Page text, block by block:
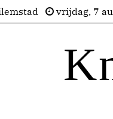
vrijdag, 7